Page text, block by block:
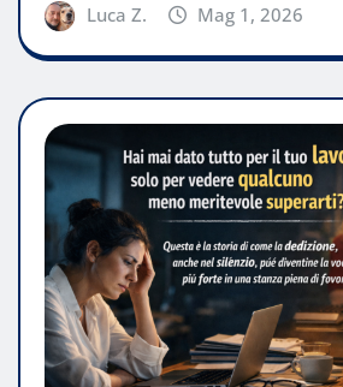
Luca Z. Mag 1, 2026